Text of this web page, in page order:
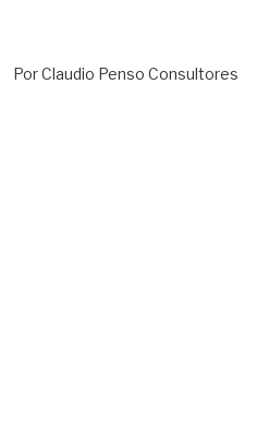
Por Claudio Penso Consultores